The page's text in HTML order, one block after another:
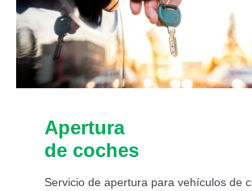
Apertura
de coches
Servicio de apertura para vehículos de